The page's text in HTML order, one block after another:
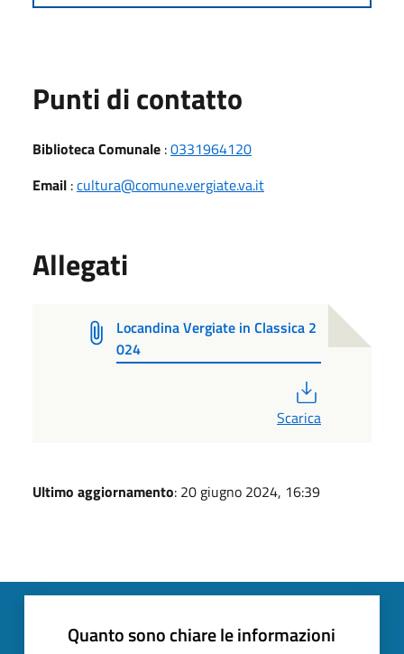
Punti di contatto
Biblioteca Comunale :0331964120
Email :cultura@comune.vergiate.va.it
Allegati
Locandina Vergiate in Classica 2
024
Scarica
Ultimo aggiornamento: 20 giugno 2024, 16:39
Quanto sono chiare le informazioni